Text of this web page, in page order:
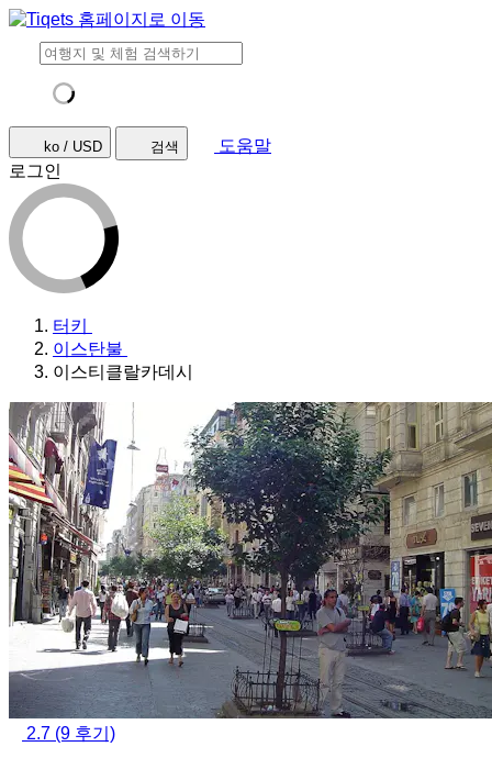
ko / USD 검색
도움말
로그인
터키
이스탄불
이스티클랄카데시
2.7 (9 후기)